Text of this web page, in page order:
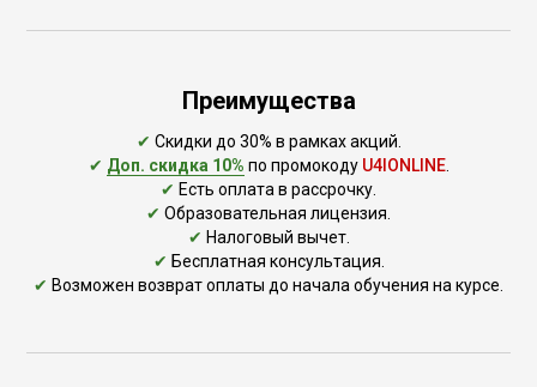
Преимущества
✔ Скидки до 30% в рамках акций.
✔ Доп. скидка 10% по промокоду U4IONLINE.
✔ Есть оплата в рассрочку.
✔ Образовательная лицензия.
✔ Налоговый вычет.
✔ Бесплатная консультация.
✔ Возможен возврат оплаты до начала обучения на курсе.